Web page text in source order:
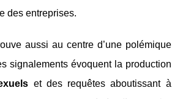
des entreprises.
aussi au centre d’une polémique
signalements évoquent la production
et des requêtes aboutissant à